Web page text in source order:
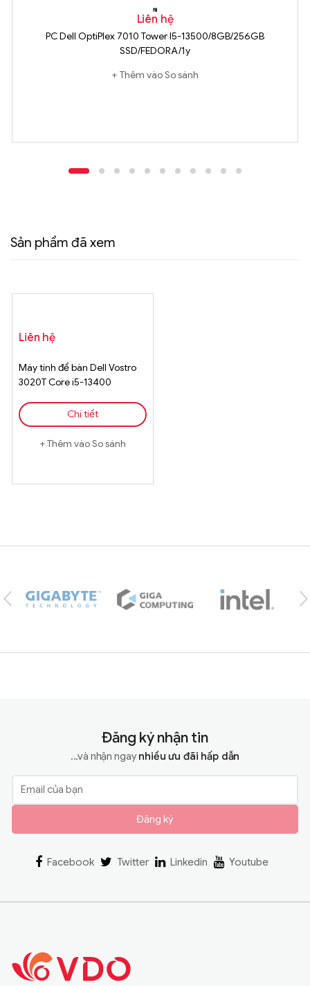
Liên hệ
PC Dell OptiPlex 7010 Tower I5-13500/8GB/256GB
SSD/FEDORA/1y
Thêm vào So sánh
Sản phẩm đã xem
Liên hệ
Máy tính để bàn Dell Vostro
3020T Core i5-13400
Chi tiết
Thêm vào So sánh
Đăng ký nhận tin
...và nhận ngaynhiều ưu đãi hấp dẫn
Đăng ký
Facebook Twitter Linkedin Youtube